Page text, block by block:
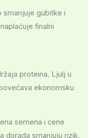
smanjuje gubitke i
finalni
proteina. Ljulj u
ekonomsku
semena i cene
dorada smanjuju rizik.